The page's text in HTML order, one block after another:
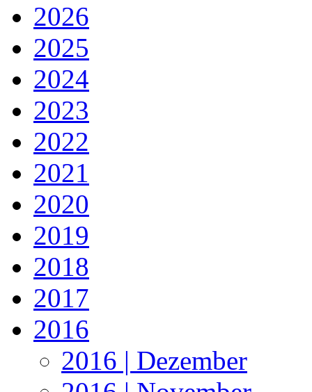
2026
2025
2024
2023
2022
2021
2020
2019
2018
2017
2016
2016 | Dezember